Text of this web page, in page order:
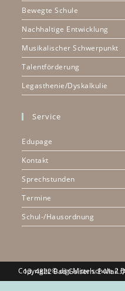
Bewegte Schule
Nachhaltige Entwicklung
Musikalischer Schwerpunkt
Talentförderung
Legasthenie/Dyskalkulie
Service
Edupage
Kontakt
Sprechstunden
Termine
Schul-/Hausordnung
Copyright © digi